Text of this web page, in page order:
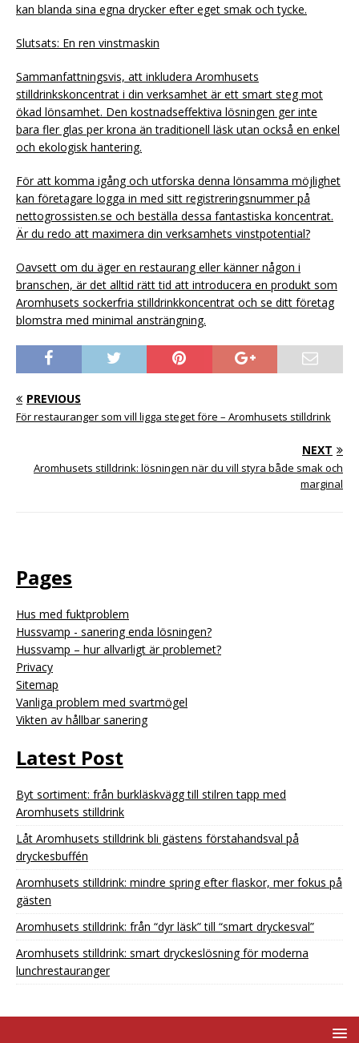
kan blanda sina egna drycker efter eget smak och tycke.
Slutsats: En ren vinstmaskin
Sammanfattningsvis, att inkludera Aromhusets
stilldrinkskoncentrat i din verksamhet är ett smart steg mot
ökad lönsamhet. Den kostnadseffektiva lösningen ger inte
bara fler glas per krona än traditionell läsk utan också en enkel
och ekologisk hantering.
För att komma igång och utforska denna lönsamma möjlighet
kan företagare logga in med sitt registreringsnummer på
nettogrossisten.se och beställa dessa fantastiska koncentrat.
Är du redo att maximera din verksamhets vinstpotential?
Oavsett om du äger en restaurang eller känner någon i
branschen, är det alltid rätt tid att introducera en produkt som
Aromhusets sockerfria stilldrinkkoncentrat och se ditt företag
blomstra med minimal ansträngning.
PREVIOUS
För restauranger som vill ligga steget före – Aromhusets stilldrink
NEXT
Aromhusets stilldrink: lösningen när du vill styra både smak och
marginal
Pages
Hus med fuktproblem
Hussvamp - sanering enda lösningen?
Hussvamp – hur allvarligt är problemet?
Privacy
Sitemap
Vanliga problem med svartmögel
Vikten av hållbar sanering
Latest Post
Byt sortiment: från burkläskvägg till stilren tapp med
Aromhusets stilldrink
Låt Aromhusets stilldrink bli gästens förstahandsval på
dryckesbuffén
Aromhusets stilldrink: mindre spring efter flaskor, mer fokus på
gästen
Aromhusets stilldrink: från “dyr läsk” till “smart dryckesval”
Aromhusets stilldrink: smart dryckeslösning för moderna
lunchrestauranger